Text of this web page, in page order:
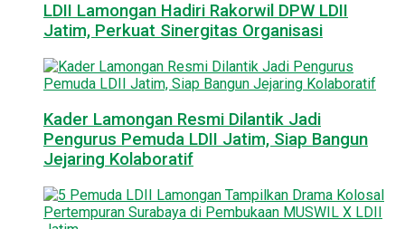
LDII Lamongan Hadiri Rakorwil DPW LDII
Jatim, Perkuat Sinergitas Organisasi
Kader Lamongan Resmi Dilantik Jadi
Pengurus Pemuda LDII Jatim, Siap Bangun
Jejaring Kolaboratif